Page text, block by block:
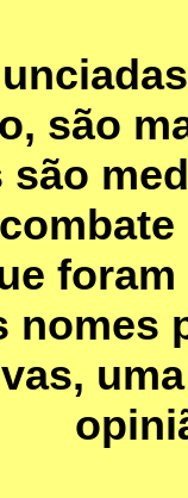
são
são
nomes